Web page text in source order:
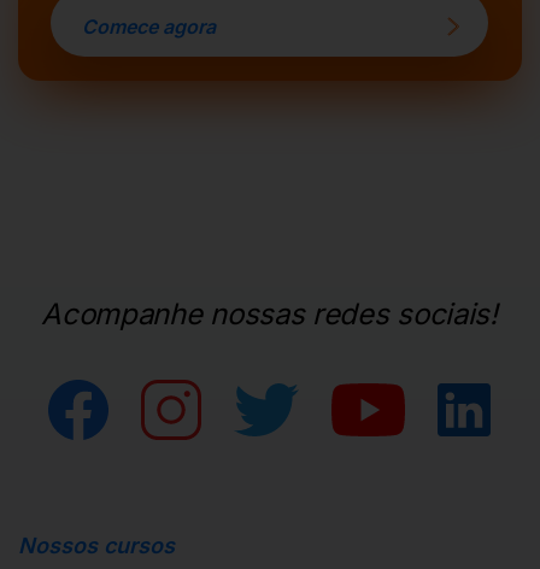
Comece agora
Acompanhe nossas redes sociais!
Nossos cursos